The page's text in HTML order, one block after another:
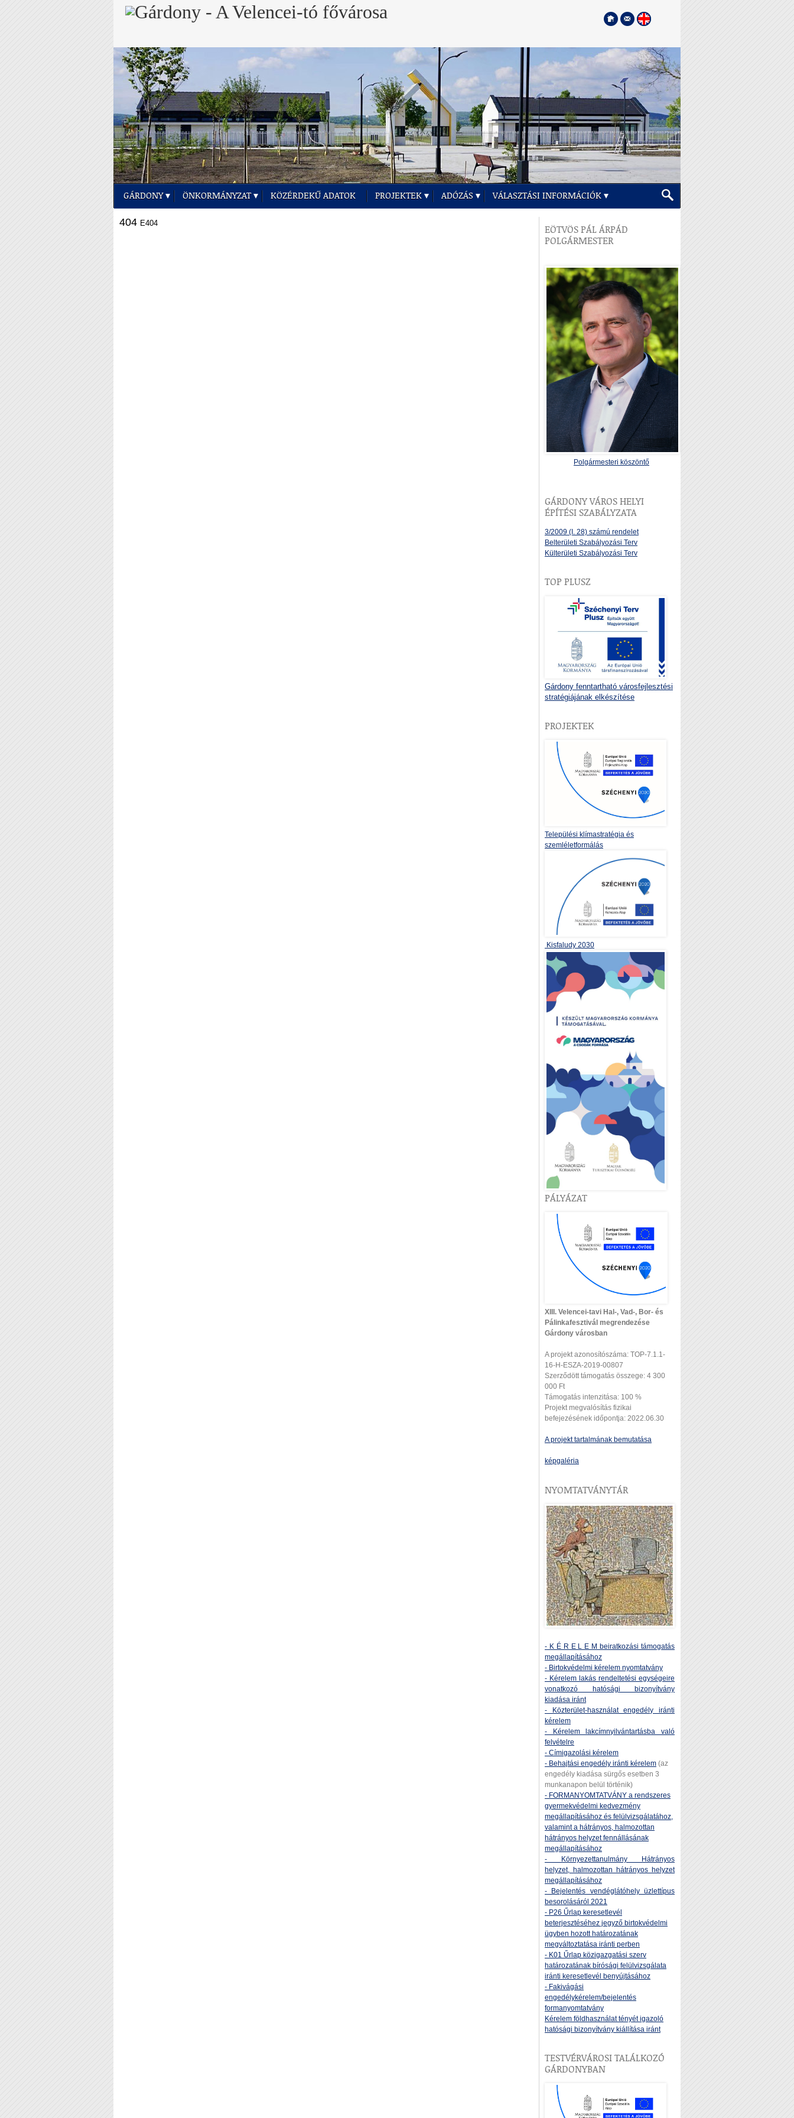
GÁRDONY ÖNKORMÁNYZAT KÖZÉRDEKŰ ADATOK PROJEKTEK ADÓZÁS VÁLASZTÁSI INFORMÁCIÓK
404 E404
EÖTVÖS PÁL ÁRPÁD
POLGÁRMESTER
Polgármesteri köszöntő
GÁRDONY VÁROS HELYI
ÉPÍTÉSI SZABÁLYZATA
3/2009 (I. 28) számú rendelet
Belterületi Szabályozási Terv
Külterületi Szabályozási Terv
TOP PLUSZ
Gárdony fenntartható városfejlesztési
stratégiájának elkészítése
PROJEKTEK
Települési klímastratégia és
szemléletformálás
Kisfaludy 2030
PÁLYÁZAT
XIII. Velencei-tavi Hal-, Vad-, Bor- és
Pálinkafesztivál megrendezése
Gárdony városban
A projekt azonosítószáma: TOP-7.1.1-
16-H-ESZA-2019-00807
Szerződött támogatás összege: 4 300
000 Ft
Támogatás intenzitása: 100 %
Projekt megvalósítás fizikai
befejezésének időpontja: 2022.06.30
A projekt tartalmának bemutatása
képgaléria
NYOMTATVÁNYTÁR
- K É R E L E M beiratkozási támogatás
megállapításához
- Birtokvédelmi kérelem nyomtatvány
- Kérelem lakás rendeltetési egységeire
vonatkozó hatósági bizonyítvány
kiadása iránt
- Közterület-használat engedély iránti
kérelem
- Kérelem lakcímnyilvántartásba való
felvételre
- Címigazolási kérelem
- Behajtási engedély iránti kérelem (az
engedély kiadása sürgős esetben 3
munkanapon belül történik)
- FORMANYOMTATVÁNY a rendszeres
gyermekvédelmi kedvezmény
megállapításához és felülvizsgálatához,
valamint a hátrányos, halmozottan
hátrányos helyzet fennállásának
megállapításához
- Környezettanulmány Hátrányos
helyzet, halmozottan hátrányos helyzet
megállapításához
- Bejelentés vendéglátóhely üzlettípus
besorolásáról 2021
- P26 Űrlap keresetlevél
beterjesztéséhez jegyző birtokvédelmi
ügyben hozott határozatának
megváltoztatása iránti perben
- K01 Űrlap közigazgatási szerv
határozatának bírósági felülvizsgálata
iránti keresetlevél benyújtásához
- Fakivágási
engedélykérelem/bejelentés
formanyomtatvány
Kérelem földhasználat tényét igazoló
hatósági bizonyítvány kiállítása iránt
TESTVÉRVÁROSI TALÁLKOZÓ
GÁRDONYBAN